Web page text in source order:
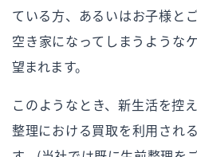
ている方、あるいはお子様と
空き家になってしまうような
望まれます。
このようなとき、新生活を控
整理における買取を利用され